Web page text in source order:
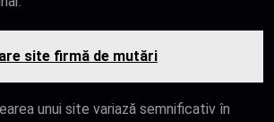
site firmă de mutări
unui site variază semnificativ în